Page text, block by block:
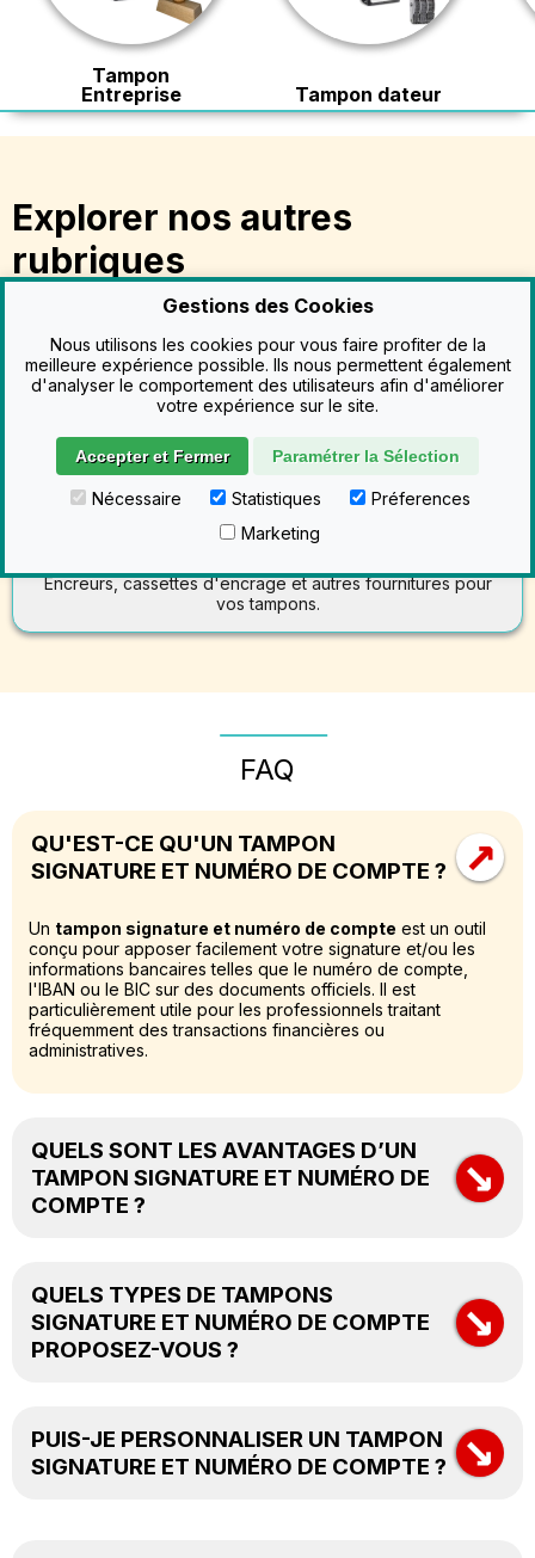
Tampon
Entreprise
Tampon dateur
Explorer nos autres
rubriques
Tampons par métiers
Trouvez le tampon idéal selon votre profession.
Choisir son tampon
Choisissez votre tampon selon vos besoins : par type, par
forme, formules commerciales
Encreurs, cassettes d'encrage et autres fournitures pour
vos tampons.
FAQ
QU'EST-CE QU'UN TAMPON
SIGNATURE ET NUMÉRO DE COMPTE ?→
Un tampon signature et numéro de compte est un outil
conçu pour apposer facilement votre signature et/ou les
informations bancaires telles que le numéro de compte,
l'IBAN ou le BIC sur des documents officiels. Il est
particulièrement utile pour les professionnels traitant
fréquemment des transactions financières ou
administratives.
QUELS SONT LES AVANTAGES D’UN
TAMPON SIGNATURE ET NUMÉRO DE
COMPTE ?
→
Précision
Personnalisation
Polyvalence
QUELS TYPES DE TAMPONS
SIGNATURE ET NUMÉRO DE COMPTE
PROPOSEZ-VOUS ?
→
Tampons en bois
Tampons personnalisés
PUIS-JE PERSONNALISER UN TAMPON
SIGNATURE ET NUMÉRO DE COMPTE ? →
Gestions des Cookies
Nous utilisons les cookies pour vous faire profiter de la
meilleure expérience possible. Ils nous permettent également
d'analyser le comportement des utilisateurs afin d'améliorer
votre expérience sur le site.
Accepter et Fermer Paramétrer la Sélection
Nécessaire Statistiques
Préferences
Marketing